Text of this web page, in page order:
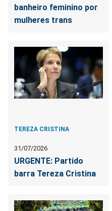
banheiro feminino por
mulheres trans
TEREZA CRISTINA
31/07/2026
URGENTE: Partido
barra Tereza Cristina